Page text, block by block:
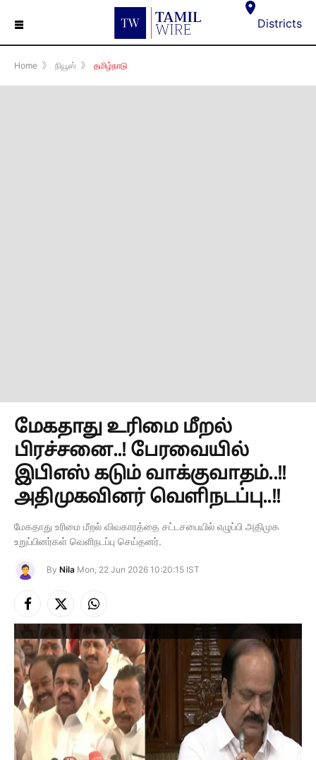
☰ Districts
Home 》 நியூஸ் 》 தமிழ்நாடு
மேகதாது உரிமை மீறல்
பிரச்சனை..! பேரவையில்
இபிஎஸ் கடும் வாக்குவாதம்..!!
அதிமுகவினர் வெளிநடப்பு..!!
மேகதாது உரிமை மீறல் விவகாரத்தை சட்டசபையில் எழுப்பி அதிமுக
உறுப்பினர்கள் வெளிநடப்பு செய்தனர்.
By Nila Mon, 22 Jun 2026 10:20:15 IST
Facebook
X
(Twitter)
Instagram